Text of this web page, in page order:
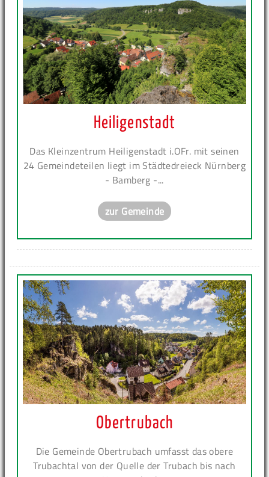
Heiligenstadt
Das Kleinzentrum Heiligenstadt i.OFr. mit seinen
24 Gemeindeteilen liegt im Städtedreieck Nürnberg
- Bamberg -...
zur Gemeinde
Obertrubach
Die Gemeinde Obertrubach umfasst das obere
Trubachtal von der Quelle der Trubach bis nach